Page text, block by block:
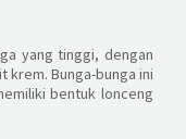
yang tinggi, dengan
krem. Bunga-bunga ini
bentuk lonceng